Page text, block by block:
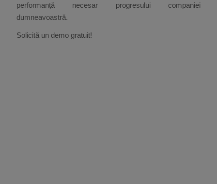
performanță necesar progresului companiei
dumneavoastră.
Solicită un demo gratuit!